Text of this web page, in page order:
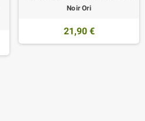
Noir Ori
21,90 €